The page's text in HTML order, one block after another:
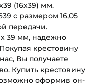
(16х39) мм.
с размером 16,05
передачи.
х 39 мм, надежно
крестовину
Вы получаете
Купить крестовину
оформив он-